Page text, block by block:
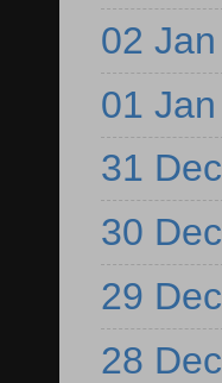
02 Jan
01 Jan
31 Dec
30 Dec
29 Dec
28 Dec